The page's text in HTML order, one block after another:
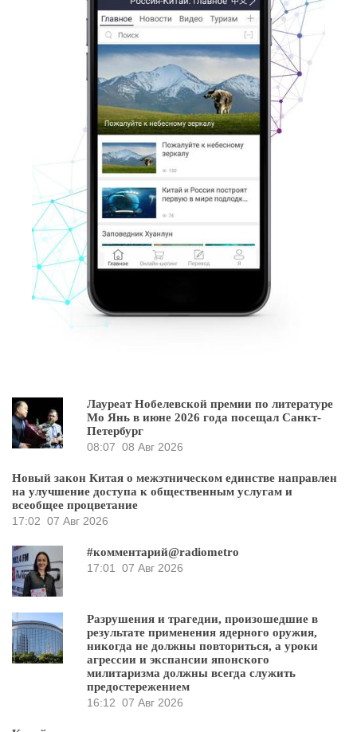
Лауреат Нобелевской премии по литературе
Мо Янь в июне 2026 года посещал Санкт-
Петербург
08:07 08 Авг 2026
Новый закон Китая о межэтническом единстве направлен
на улучшение доступа к общественным услугам и
всеобщее процветание
17:02 07 Авг 2026
#комментарий@radiometro
17:01
07 Авг 2026
Разрушения и трагедии, произошедшие в
результате применения ядерного оружия,
никогда не должны повториться, а уроки
агрессии и экспансии японского
милитаризма должны всегда служить
предостережением
16:12 07 Авг 2026